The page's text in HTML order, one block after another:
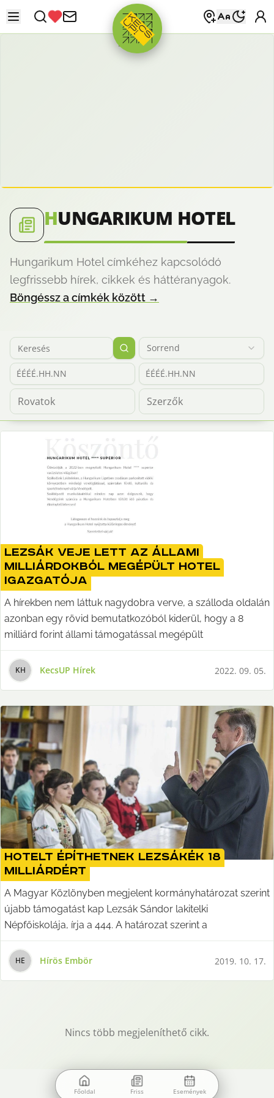
HIRDETÉS
HUNGARIKUM HOTEL
Hungarikum Hotel címkéhez kapcsolódó
legfrissebb hírek, cikkek és háttéranyagok.
Böngéssz a címkék között →
Sorrend
ÉÉÉÉ.HH.NN ÉÉÉÉ.HH.NN
Lezsák veje lett az állami
milliárdokból megépült hotel
igazgatója
A hírekben nem láttuk nagydobra verve, a szálloda oldalán
azonban egy rövid bemutatkozóból kiderül, hogy a 8
milliárd forint állami támogatással megépült
KH KecsUP Hírek 2022. 09. 05.
Hotelt építhetnek Lezsákék 18
milliárdért
A Magyar Közlönyben megjelent kormányhatározat szerint
újabb támogatást kap Lezsák Sándor lakitelki
Népfőiskolája, írja a 444. A határozat szerint a
HE Hírös Embör 2019. 10. 17.
Nincs több megjeleníthető cikk.
Főoldal Friss Események